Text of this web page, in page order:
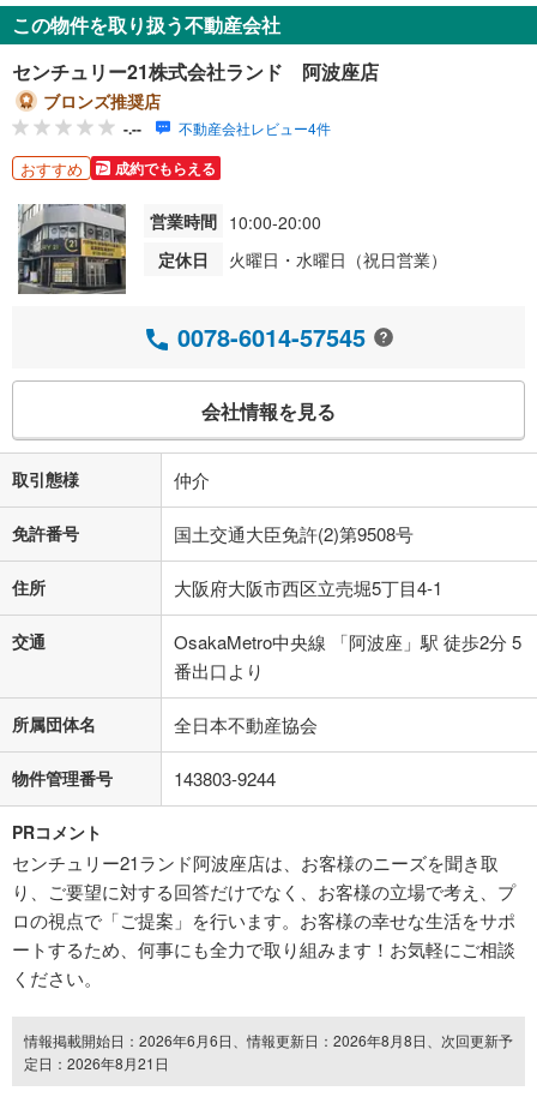
この物件を取り扱う不動産会社
センチュリー21株式会社ランド 阿波座店
ブロンズ推奨店
-.-- 不動産会社レビュー4件
おすすめ 成約でもらえる
営業時間 10:00-20:00
定休日
火曜日・水曜日（祝日営業）
0078-6014-57545
会社情報を見る
取引態様 仲介
免許番号 国土交通大臣免許(2)第9508号
住所 大阪府大阪市西区立売堀5丁目4-1
交通
OsakaMetro中央線 「阿波座」駅 徒歩2分 5
番出口より
所属団体名 全日本不動産協会
物件管理番号 143803-9244
PRコメント
センチュリー21ランド阿波座店は、お客様のニーズを聞き取
り、ご要望に対する回答だけでなく、お客様の立場で考え、プ
ロの視点で「ご提案」を行います。お客様の幸せな生活をサポ
ートするため、何事にも全力で取り組みます！お気軽にご相談
ください。
情報掲載開始日：2026年6月6日、情報更新日：2026年8月8日、次回更新予
定日：2026年8月21日